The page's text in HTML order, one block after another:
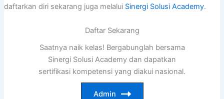
daftarkan diri sekarang juga melalui Sinergi Solusi Academy.
Daftar Sekarang
Saatnya naik kelas! Bergabunglah bersama
Sinergi Solusi Academy dan dapatkan
sertifikasi kompetensi yang diakui nasional.
Admin